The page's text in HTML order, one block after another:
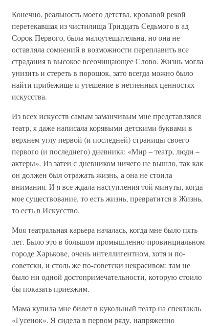
Конечно, реальность моего детства, кровавой рекой
перетекавшая из чистилища Тридцать Седьмого в ад
Сорок Первого, была малоутешительна, но она не
оставляла сомнений в возможности переплавить все
страдания в высокое всеочищающее Слово. Жизнь могла
унизить и стереть в порошок, зато всегда можно было
найти прибежище и утешение в нетленных ценностях
искусства.
Из всех искусств самым заманчивым мне представлялся
театр, я даже написала корявыми детскими буквами в
верхнем углу первой (и последней) страницы своего
первого (и последнего) дневника: «Мир – театр, люди –
актеры». Из затеи с дневником ничего не вышло, так как
он должен был отражать жизнь, а она не стоила
внимания. И я все ждала наступления той минуты, когда
мое существование, то есть жизнь, превратится в Жизнь,
то есть в Искусство.
Моя театральная карьера началась, когда мне было пять
лет. Было это в большом промышленно-провинциальном
городе Харькове, очень интеллигентном, хотя и по-
советски, и столь же по-советски некрасивом: там не
было ни одной достопримечательности, которую стоило
бы показать приезжим.
Мама купила мне билет в кукольный театр на спектакль
«Гусенок». Я сидела в первом ряду, напряженно